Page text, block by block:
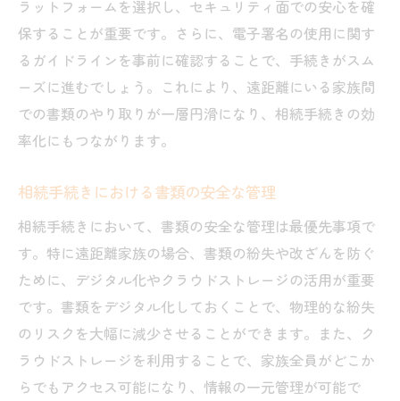
ラットフォームを選択し、セキュリティ面での安心を確
保することが重要です。さらに、電子署名の使用に関す
るガイドラインを事前に確認することで、手続きがスム
ーズに進むでしょう。これにより、遠距離にいる家族間
での書類のやり取りが一層円滑になり、相続手続きの効
率化にもつながります。
相続手続きにおける書類の安全な管理
相続手続きにおいて、書類の安全な管理は最優先事項で
す。特に遠距離家族の場合、書類の紛失や改ざんを防ぐ
ために、デジタル化やクラウドストレージの活用が重要
です。書類をデジタル化しておくことで、物理的な紛失
のリスクを大幅に減少させることができます。また、ク
ラウドストレージを利用することで、家族全員がどこか
らでもアクセス可能になり、情報の一元管理が可能で